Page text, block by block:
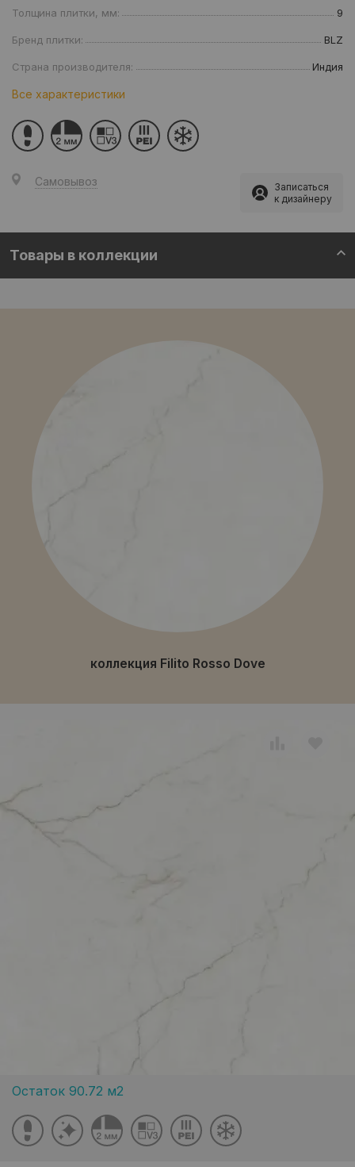
Толщина плитки, мм: 9
Бренд плитки: BLZ
Страна производителя: Индия
Все характеристики
Самовывоз
Записаться
к дизайнеру
Товары в коллекции
коллекция Filito Rosso Dove
Остаток 90.72 м2